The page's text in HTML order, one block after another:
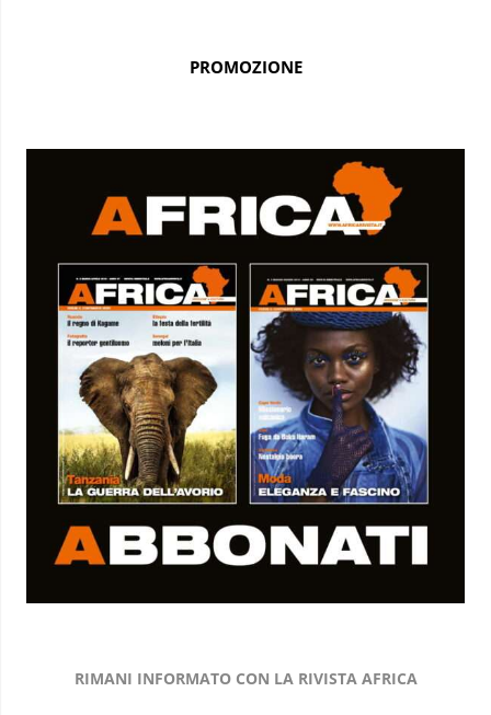
PROMOZIONE
RIMANI INFORMATO CON LA RIVISTA AFRICA